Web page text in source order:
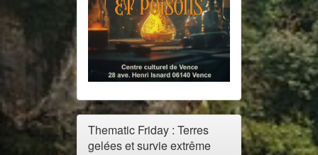
Thematic Friday : Terres
gelées et survie extrême